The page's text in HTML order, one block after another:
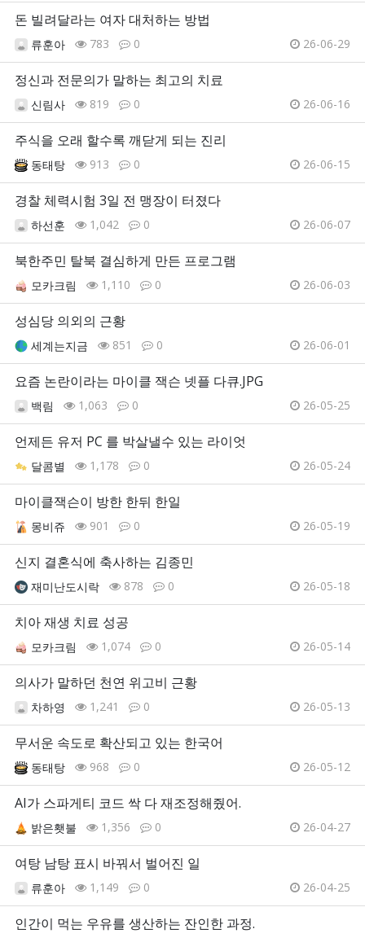
돈 빌려달라는 여자 대처하는 방법
류훈아 783 0 26-06-29
정신과 전문의가 말하는 최고의 치료
신림사 819 0 26-06-16
주식을 오래 할수록 깨닫게 되는 진리
동태탕 913 0 26-06-15
경찰 체력시험 3일 전 맹장이 터졌다
하선훈 1,042 0 26-06-07
북한주민 탈북 결심하게 만든 프로그램
모카크림 1,110 0 26-06-03
성심당 의외의 근황
세계는지금 851 0 26-06-01
요즘 논란이라는 마이클 잭슨 넷플 다큐.JPG
백림 1,063 0 26-05-25
언제든 유저 PC 를 박살낼수 있는 라이엇
달콤별 1,178 0 26-05-24
마이클잭슨이 방한 한뒤 한일
몽비쥬 901 0 26-05-19
신지 결혼식에 축사하는 김종민
재미난도시락 878 0 26-05-18
치아 재생 치료 성공
모카크림 1,074 0 26-05-14
의사가 말하던 천연 위고비 근황
차하영 1,241 0 26-05-13
무서운 속도로 확산되고 있는 한국어
동태탕 968 0 26-05-12
AI가 스파게티 코드 싹 다 재조정해줬어.
밝은횃불 1,356 0 26-04-27
여탕 남탕 표시 바꿔서 벌어진 일
류훈아 1,149 0 26-04-25
인간이 먹는 우유를 생산하는 잔인한 과정.